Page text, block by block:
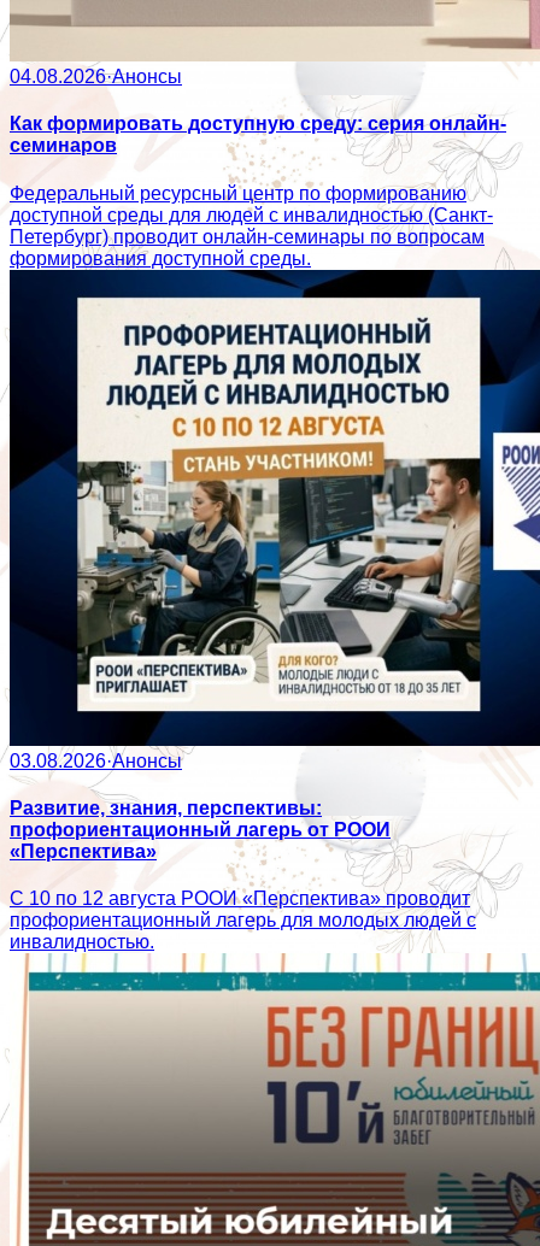
04.08.2026·Анонсы
Как формировать доступную среду: серия онлайн-
семинаров
Федеральный ресурсный центр по формированию
доступной среды для людей с инвалидностью (Санкт-
Петербург) проводит онлайн-семинары по вопросам
формирования доступной среды.
03.08.2026·Анонсы
Развитие, знания, перспективы:
профориентационный лагерь от РООИ
«Перспектива»
С 10 по 12 августа РООИ «Перспектива» проводит
профориентационный лагерь для молодых людей с
инвалидностью.